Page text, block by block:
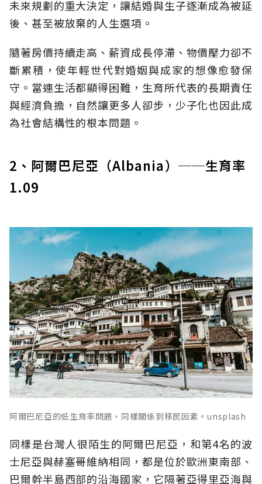
未來規劃的重大決定，讓結婚與生子逐漸成為被延
後、甚至被放棄的人生選項。
隨著房價持續走高、薪資成長停滯、物價壓力卻不
斷累積，使年輕世代對婚姻與成家的想像愈發保
守。當連生活都顯得困難，生育所代表的長期責任
與經濟負擔，自然讓更多人卻步，少子化也因此成
為社會結構性的根本問題。
2、阿爾巴尼亞（Albania）──生育率
1.09
阿爾巴尼亞的低生育率問題，同樣關係到移民因素。unsplash
同樣是台灣人很陌生的阿爾巴尼亞，和第4名的波
士尼亞與赫塞哥維納相同，都是位於歐洲東南部、
巴爾幹半島西部的沿海國家，它隔著亞得里亞海與